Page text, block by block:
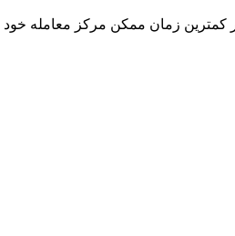
زمان ممکن مرکز معامله خود